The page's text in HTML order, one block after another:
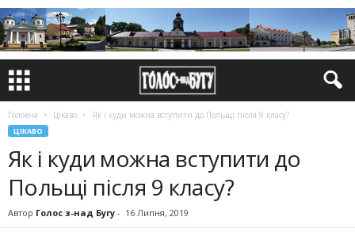
Головна Цікаво Як і куди можна вступити до Польщі після 9 класу?
ЦІКАВО
Як і куди можна вступити до
Польщі після 9 класу?
Автор Голос з-над Бугу - 16 Липня, 2019